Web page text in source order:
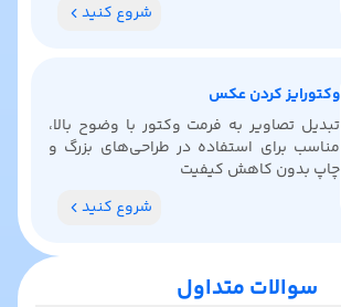
شروع کنید
وکتورایز کردن عکس
تبدیل تصاویر به فرمت وکتور با وضوح بالا،
مناسب برای استفاده در طراحی‌های بزرگ و
چاپ بدون کاهش کیفیت
شروع کنید
سوالات متداول